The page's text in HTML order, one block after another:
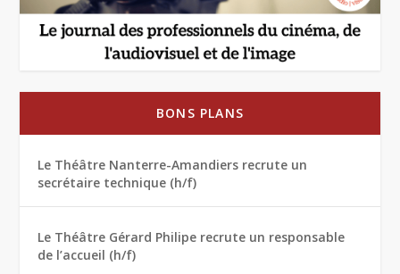
BONS PLANS
Le Théâtre Nanterre-Amandiers recrute un
secrétaire technique (h/f)
Le Théâtre Gérard Philipe recrute un responsable
de l’accueil (h/f)